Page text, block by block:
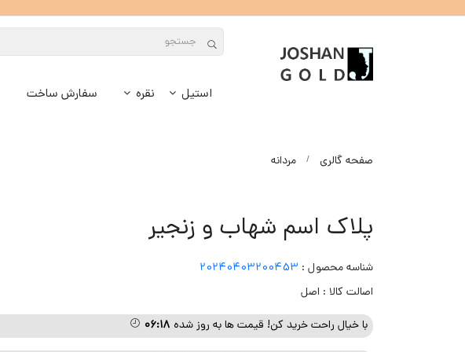
استیل نقره سفارش ساخت
صفحه گالری مردانه
پلاک اسم شهاب و زنجیر
شناسه محصول : 20240403200453
اصالت کالا : اصل
با خیال راحت خرید کن! قیمت ها به روز شده ۰۶:۱۸